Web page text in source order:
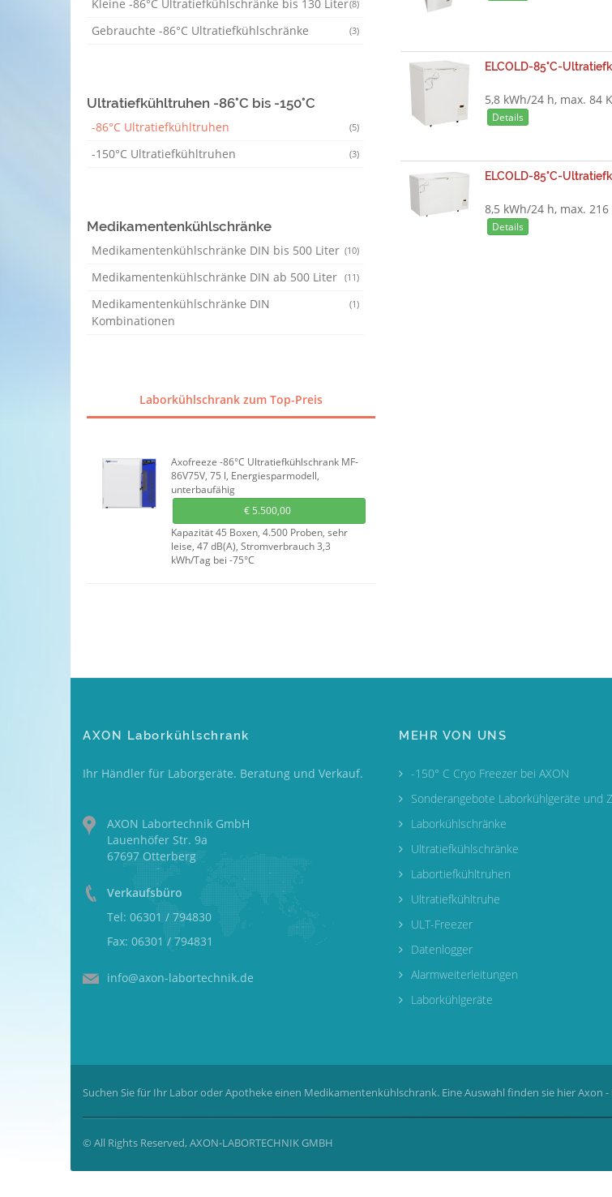
(8)
Kleine -86°C Ultratiefkühlschränke bis 130 Liter
(3)
Gebrauchte -86°C Ultratiefkühlschränke
Ultratiefkühltruhen -86°C bis -150°C
(5)
-86°C Ultratiefkühltruhen
(3)
-150°C Ultratiefkühltruhen
Medikamentenkühlschränke
(10)
Medikamentenkühlschränke DIN bis 500 Liter
(11)
Medikamentenkühlschränke DIN ab 500 Liter
(1)
Medikamentenkühlschränke DIN
Kombinationen
Laborkühlschrank zum Top-Preis
Axofreeze -86°C Ultratiefkühlschrank MF-
86V75V, 75 l, Energiesparmodell,
unterbaufähig
€ 5.500,00
Kapazität 45 Boxen, 4.500 Proben, sehr
leise, 47 dB(A), Stromverbrauch 3,3
kWh/Tag bei -75°C
ELCOLD-85°C-
5,8 kWh/24 h, max. 84
Details
ELCOLD-85°C-
8,5 kWh/24 h, max.
Details
AXON Laborkühlschrank
Ihr Händler für Laborgeräte. Beratung und Verkauf.
AXON Labortechnik GmbH
Lauenhöfer Str. 9a
67697 Otterberg
Verkaufsbüro
Tel: 06301 / 794830
Fax: 06301 / 794831
info@axon-labortechnik.de
MEHR VON UNS
-150° C Cryo Freezer bei AXON
Sonderangebote Laborkühlgeräte und
Laborkühlschränke
Ultratiefkühlschränke
Labortiefkühltruhen
Ultratiefkühltruhe
ULT-Freezer
Datenlogger
Alarmweiterleitungen
Laborkühlgeräte
Suchen Sie für Ihr Labor oder Apotheke einen Medikamentenkühlschrank. Eine Auswahl finden sie hierAxon
© All Rights Reserved, AXON-LABORTECHNIK GMBH